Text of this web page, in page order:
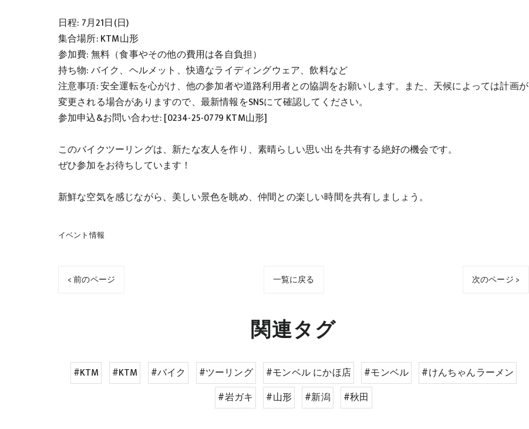
日程: 7月21日(日)
集合場所: KTM山形
参加費: 無料（食事やその他の費用は各自負担）
持ち物: バイク、ヘルメット、快適なライディングウェア、飲料など
注意事項: 安全運転を心がけ、他の参加者や道路利用者との協調をお願いします。また、天候によっては計画が
変更される場合がありますので、最新情報をSNSにて確認してください。
参加申込&お問い合わせ: [0234-25-0779 KTM山形]
このバイクツーリングは、新たな友人を作り、素晴らしい思い出を共有する絶好の機会です。
ぜひ参加をお待ちしています！
新鮮な空気を感じながら、美しい景色を眺め、仲間との楽しい時間を共有しましょう。
イベント情報
< 前のページ 一覧に戻る 次のページ >
関連タグ
#KTM #KTM #バイク #ツーリング #モンベル にかほ店 #モンベル
#けんちゃんラーメン
#岩ガキ
#山形 #新潟 #秋田